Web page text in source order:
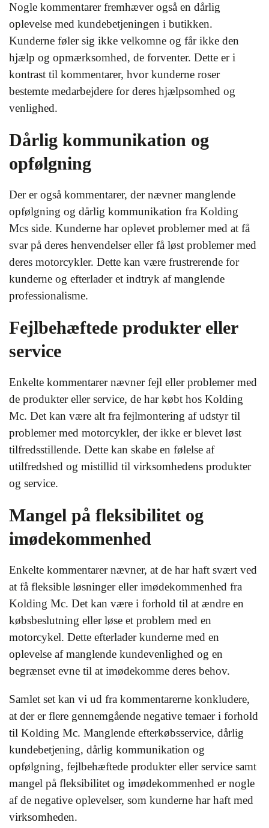
Nogle kommentarer fremhæver også en dårlig
oplevelse med kundebetjeningen i butikken.
Kunderne føler sig ikke velkomne og får ikke den
hjælp og opmærksomhed, de forventer. Dette er i
kontrast til kommentarer, hvor kunderne roser
bestemte medarbejdere for deres hjælpsomhed og
venlighed.
Dårlig kommunikation og
opfølgning
Der er også kommentarer, der nævner manglende
opfølgning og dårlig kommunikation fra Kolding
Mcs side. Kunderne har oplevet problemer med at få
svar på deres henvendelser eller få løst problemer med
deres motorcykler. Dette kan være frustrerende for
kunderne og efterlader et indtryk af manglende
professionalisme.
Fejlbehæftede produkter eller
service
Enkelte kommentarer nævner fejl eller problemer med
de produkter eller service, de har købt hos Kolding
Mc. Det kan være alt fra fejlmontering af udstyr til
problemer med motorcykler, der ikke er blevet løst
tilfredsstillende. Dette kan skabe en følelse af
utilfredshed og mistillid til virksomhedens produkter
og service.
Mangel på fleksibilitet og
imødekommenhed
Enkelte kommentarer nævner, at de har haft svært ved
at få fleksible løsninger eller imødekommenhed fra
Kolding Mc. Det kan være i forhold til at ændre en
købsbeslutning eller løse et problem med en
motorcykel. Dette efterlader kunderne med en
oplevelse af manglende kundevenlighed og en
begrænset evne til at imødekomme deres behov.
Samlet set kan vi ud fra kommentarerne konkludere,
at der er flere gennemgående negative temaer i forhold
til Kolding Mc. Manglende efterkøbsservice, dårlig
kundebetjening, dårlig kommunikation og
opfølgning, fejlbehæftede produkter eller service samt
mangel på fleksibilitet og imødekommenhed er nogle
af de negative oplevelser, som kunderne har haft med
virksomheden.